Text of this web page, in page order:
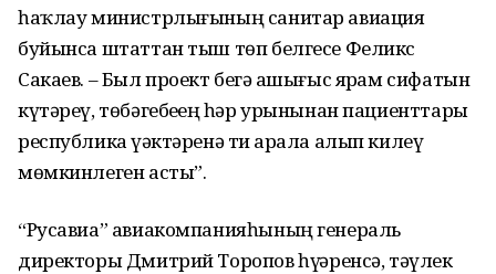
һаҡлау министрлығының санитар авиация
буйынса штаттан тыш төп белгесе Феликс
Сакаев. – Был проект беҙгә ашығыс ярҙам сифатын
күтәреү, төбәгебеҙҙең һәр урынынан пациенттарҙы
республика үҙәктәренә тиҙ арала алып килеү
мөмкинлеген асты”.
“Русавиа” авиакомпанияһының генераль
директоры Дмитрий Торопов һүҙҙәренсә, тәүлек